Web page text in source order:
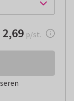
€ 2,69per stuk
2,69 p/st.